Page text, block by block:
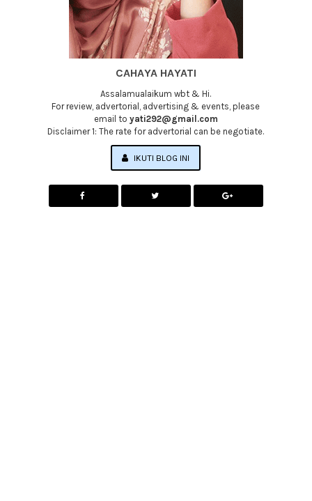
CAHAYA HAYATI
Assalamualaikum wbt & Hi.
For review, advertorial, advertising & events, please
email to yati292@gmail.com
Disclaimer 1: The rate for advertorial can be negotiate.
IKUTI BLOG INI